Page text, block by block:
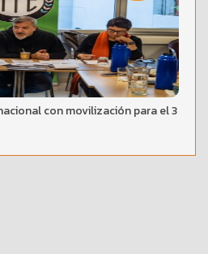
con movilización para el 3